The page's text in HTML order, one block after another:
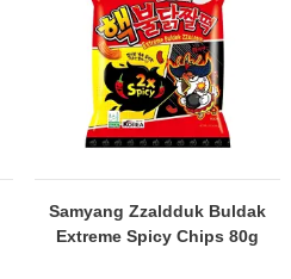
Samyang Zzaldduk Buldak
Extreme Spicy Chips 80g